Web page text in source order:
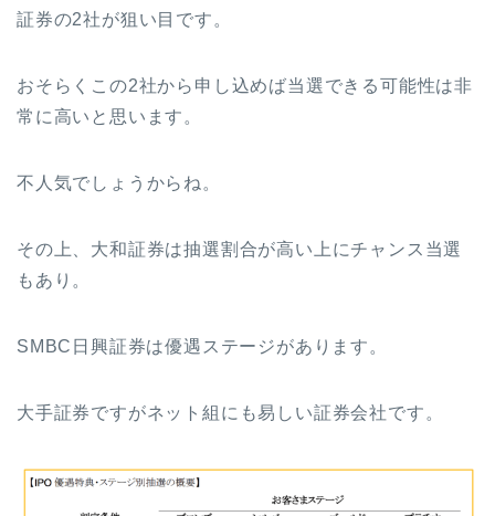
証券の2社が狙い目です。
おそらくこの2社から申し込めば当選できる可能性は非
常に高いと思います。
不人気でしょうからね。
その上、大和証券は抽選割合が高い上にチャンス当選
もあり。
SMBC日興証券は優遇ステージがあります。
大手証券ですがネット組にも易しい証券会社です。